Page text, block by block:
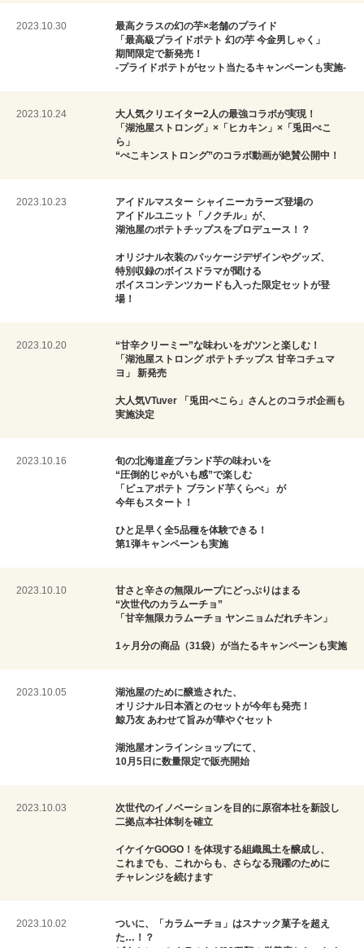
2023.10.30
最高クラスの幻の芋×老舗のプライド
「最高級プライドポテト 幻の芋 今金男しゃく」
期間限定で新発売！
-プライドポテトがセット当たるキャンペーンも実施-
2023.10.24
大人気クリエイター2人の最強コラボが実現！
「湖池屋ストロング」×「ヒカキン」×「兎田ぺこ
ら」
“ぺこキンストロング”のコラボ動画が絶賛公開中！
2023.10.23
アイドルマスター シャイニーカラーズ登場の
アイドルユニット「ノクチル」が、
湖池屋のポテトチップスをプロデュース！？
オリジナル衣装のパッケージデザインやグッズ、
特別収録のボイスドラマが聞ける
ボイスコンテンツカードも入った限定セットが登
場！
2023.10.20
“甘辛クリーミー”な味わいをガツンと楽しむ！
「湖池屋ストロング ポテトチップス 甘辛コチュマ
ヨ」 新発売
大人気VTuver 「兎田ぺこら」さんとのコラボ企画も
実施決定
2023.10.16
旬の北海道産ブランド芋の味わいを
“圧倒的じゃがいも感”で楽しむ
「ピュアポテト ブランド芋くらべ」 が
今年もスタート！
ひと足早く全5品種を体験できる！
第1弾キャンペーンも実施
2023.10.10
甘さと辛さの無限ループにどっぷりはまる
“次世代のカラムーチョ”
「甘辛無限カラムーチョ ヤンニョムだれチキン」
1ヶ月分の商品（31袋）が当たるキャンペーンも実施
2023.10.05
湖池屋のために醸造された、
オリジナル日本酒とのセットが今年も発売！
鯨乃友 あわせて旨みが華やぐセット
湖池屋オンラインショップにて、
10月5日に数量限定で販売開始
2023.10.03
次世代のイノベーションを目的に原宿本社を新設し
二拠点本社体制を確立
イケイケGOGO！を体現する組織風土を醸成し、
これまでも、これからも、さらなる飛躍のために
チャレンジを続けます
2023.10.02
ついに、「カラムーチョ」はスナック菓子を超え
た…！？